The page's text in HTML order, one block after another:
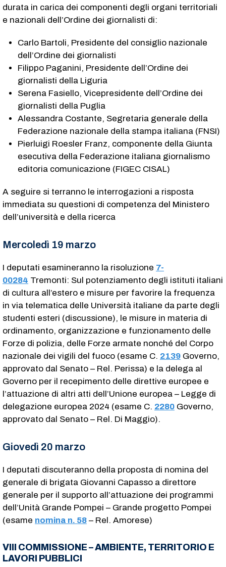
durata in carica dei componenti degli organi territoriali
e nazionali dell’Ordine dei giornalisti di:
Carlo Bartoli, Presidente del consiglio nazionale
dell’Ordine dei giornalisti
Filippo Paganini, Presidente dell’Ordine dei
giornalisti della Liguria
Serena Fasiello, Vicepresidente dell’Ordine dei
giornalisti della Puglia
Alessandra Costante, Segretaria generale della
Federazione nazionale della stampa italiana (FNSI)
Pierluigi Roesler Franz, componente della Giunta
esecutiva della Federazione italiana giornalismo
editoria comunicazione (FIGEC CISAL)
A seguire si terranno le interrogazioni a risposta
immediata su questioni di competenza del Ministero
dell’università e della ricerca
Mercoledì 19 marzo
I deputati esamineranno la risoluzione 7-
00284 Tremonti: Sul potenziamento degli istituti italiani
di cultura all’estero e misure per favorire la frequenza
in via telematica delle Università italiane da parte degli
studenti esteri (discussione), le misure in materia di
ordinamento, organizzazione e funzionamento delle
Forze di polizia, delle Forze armate nonché del Corpo
nazionale dei vigili del fuoco (esame C. 2139 ​ Governo,
approvato dal Senato – Rel. Perissa) e la delega al
Governo per il recepimento delle direttive europee e
l’attuazione di altri atti dell’Unione europea – Legge di
delegazione europea 2024 (esame C. 2280 ​ Governo,
approvato dal Senato – Rel. Di Maggio).
Giovedì 20 marzo
I deputati discuteranno della proposta di nomina del
generale di brigata Giovanni Capasso a direttore
generale per il supporto all’attuazione dei programmi
dell’Unità Grande Pompei – Grande progetto Pompei
(esame nomina n. 58 – Rel. Amorese)
VIII COMMISSIONE – AMBIENTE, TERRITORIO E
LAVORI PUBBLICI